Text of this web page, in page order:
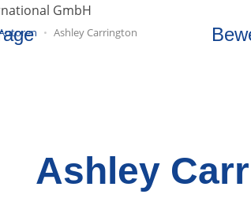
Ashley Carrington
Ashley